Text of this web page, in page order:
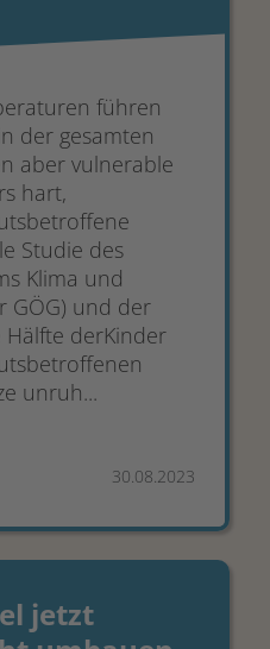
führen
der gesamten
aber vulnerable
hart,
Studie des
Klima und
GÖG) und der
Hälfte derKinder
unruh...
30.08.2023
jetzt